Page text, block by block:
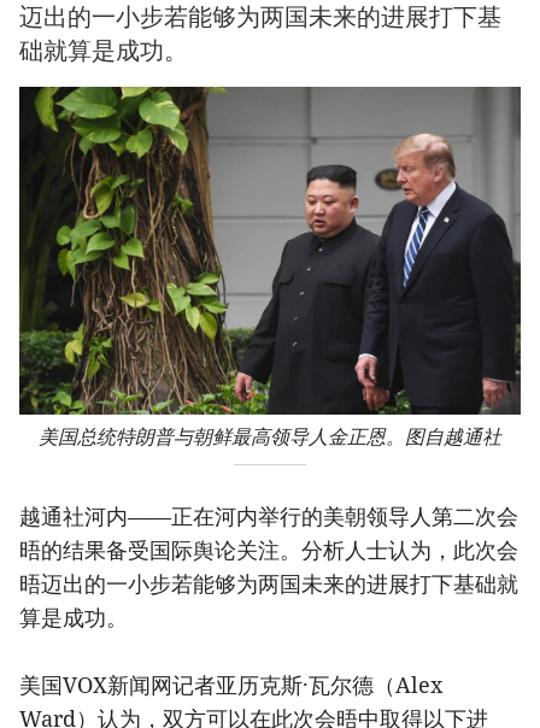
迈出的一小步若能够为两国未来的进展打下基
础就算是成功。
美国总统特朗普与朝鲜最高领导人金正恩。图自越通社
越通社河内——正在河内举行的美朝领导人第二次会
晤的结果备受国际舆论关注。分析人士认为，此次会
晤迈出的一小步若能够为两国未来的进展打下基础就
算是成功。
美国VOX新闻网记者亚历克斯·瓦尔德（Alex
Ward）认为，双方可以在此次会晤中取得以下进